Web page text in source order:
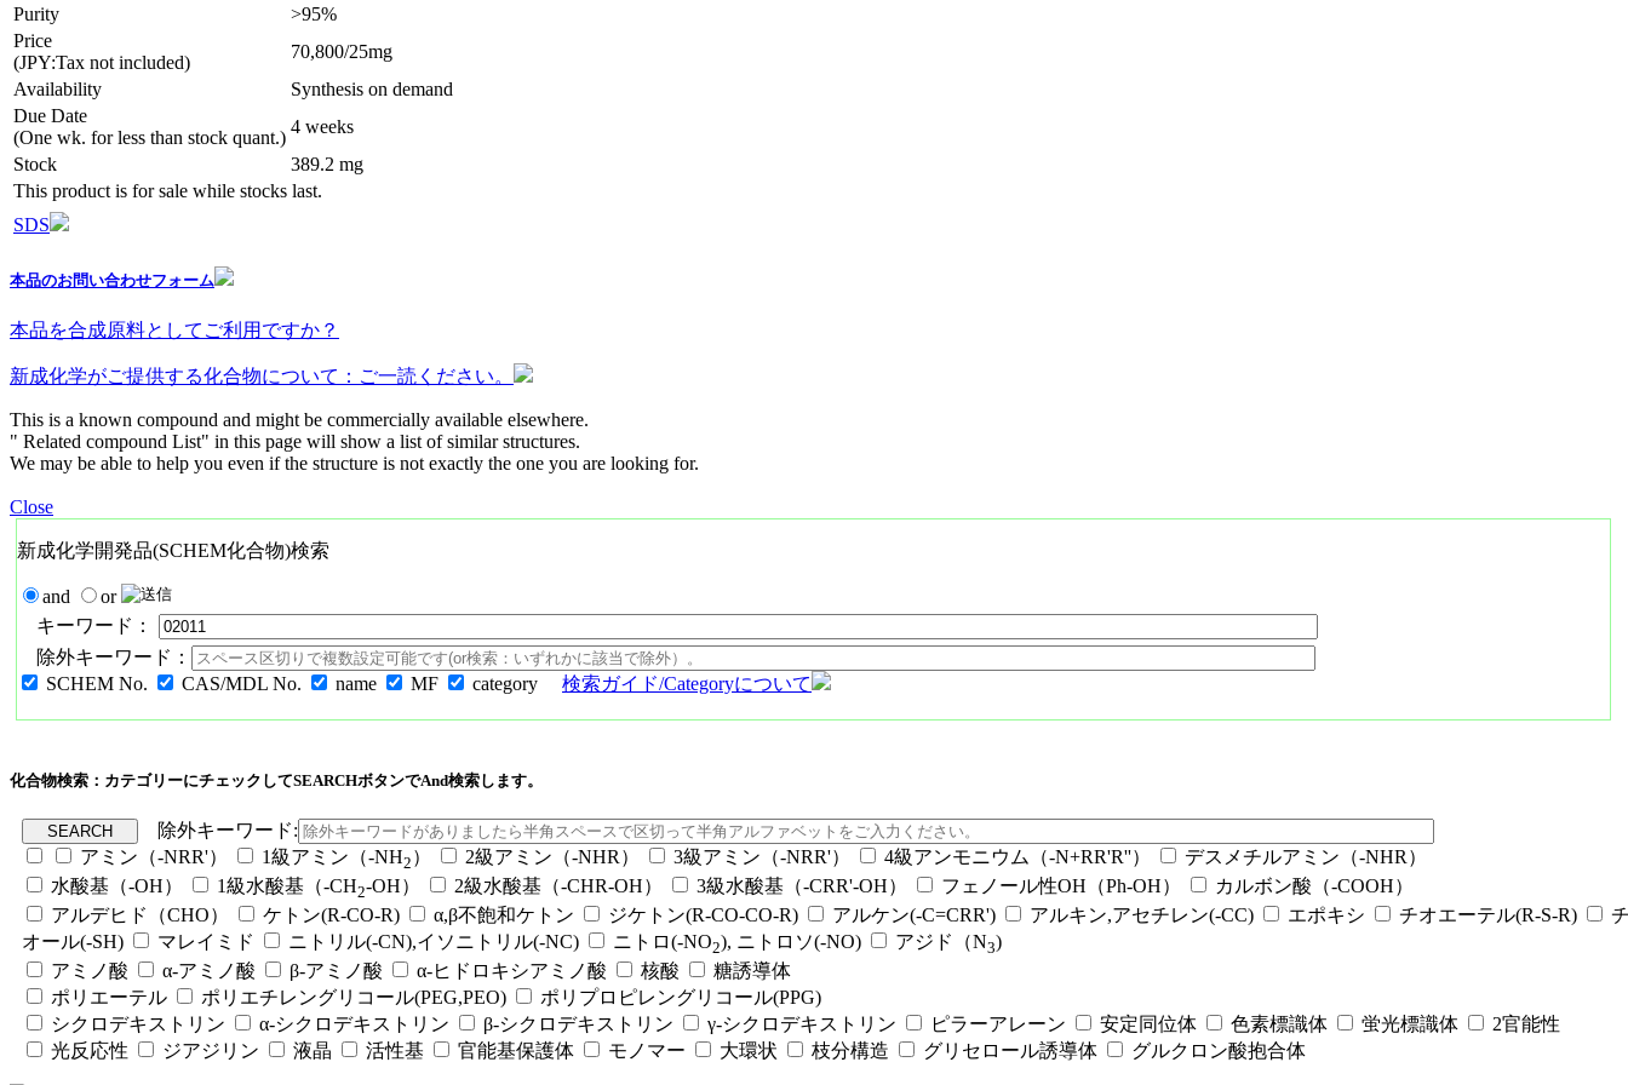
Purity
>95%
Price
(JPY:Tax not included)
70,800/25mg
Availability
Synthesis on demand
Due Date
(One wk. for less than stock quant.)
4 weeks
Stock
389.2 mg
This product is for sale while stocks last.
SDS
本品のお問い合わせフォーム
本品を合成原料としてご利用ですか？
新成化学がご提供する化合物について：ご一読ください。
This is a known compound and might be commercially available elsewhere.
" Related compound List" in this page will show a list of similar structures.
We may be able to help you even if the structure is not exactly the one you are looking for.
Close
新成化学開発品(SCHEM化合物)検索
and
or
キーワード：
除外キーワード：
SCHEM No.
CAS/MDL No. name MF category 検索ガイド/Categoryについて
化合物検索：カテゴリーにチェックしてSEARCHボタンでAnd検索します。
除外キーワード:
アミン（-NRR'）
1級アミン（-NH2 ） 2級アミン（-NHR） 3級アミン（-NRR'） 4級アンモニウム（-N+RR'R''）
デスメチルアミン（-NHR）
水酸基（-OH）
1級水酸基（-CH2-OH） 2級水酸基（-CHR-OH） 3級水酸基（-CRR'-OH） フェノール性OH（Ph-OH）
カルボン酸（-COOH）
アルデヒド（CHO）
ケトン(R-CO-R) α,β不飽和ケトン ジケトン(R-CO-CO-R) アルケン(-C=CRR') アルキン,アセチレン(-CC) エポキシ チオエーテル(R-S-R)
オール(-SH)
マレイミド ニトリル(-CN),イソニトリル(-NC) ニトロ(-NO2), ニトロソ(-NO) アジド（N3)
アミノ酸
α-アミノ酸 β-アミノ酸 α-ヒドロキシアミノ酸 核酸
糖誘導体
ポリエーテル
ポリエチレングリコール(PEG,PEO)
ポリプロピレングリコール(PPG)
シクロデキストリン
α-シクロデキストリン β-シクロデキストリン γ-シクロデキストリン ピラーアレーン 安定同位体 色素標識体 蛍光標識体
2官能性
光反応性
ジアジリン 液晶 活性基 官能基保護体 モノマー 大環状 枝分構造 グリセロール誘導体 グルクロン酸抱合体